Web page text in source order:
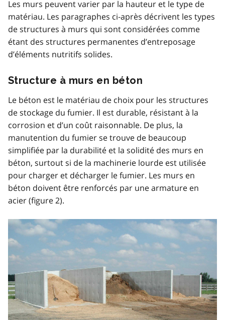
Les murs peuvent varier par la hauteur et le type de
matériau. Les paragraphes ci‑après décrivent les types
de structures à murs qui sont considérées comme
étant des structures permanentes d’entreposage
d’éléments nutritifs solides.
Structure à murs en béton
Le béton est le matériau de choix pour les structures
de stockage du fumier. Il est durable, résistant à la
corrosion et d’un coût raisonnable. De plus, la
manutention du fumier se trouve de beaucoup
simplifiée par la durabilité et la solidité des murs en
béton, surtout si de la machinerie lourde est utilisée
pour charger et décharger le fumier. Les murs en
béton doivent être renforcés par une armature en
acier (figure 2).